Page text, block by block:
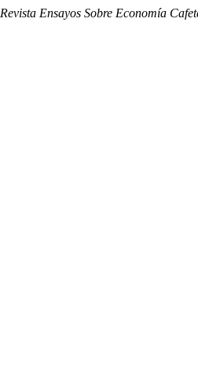
Revista Ensayos Sobre Economía